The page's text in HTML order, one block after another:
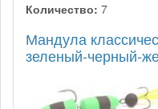
Количество: 7
Мандула
зеленый-черный-